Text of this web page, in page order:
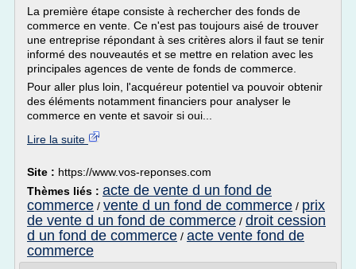
La première étape consiste à rechercher des fonds de
commerce en vente. Ce n'est pas toujours aisé de trouver
une entreprise répondant à ses critères alors il faut se tenir
informé des nouveautés et se mettre en relation avec les
principales agences de vente de fonds de commerce.
Pour aller plus loin, l'acquéreur potentiel va pouvoir obtenir
des éléments notamment financiers pour analyser le
commerce en vente et savoir si oui...
Lire la suite
Site : https://www.vos-reponses.com
Thèmes liés : acte de vente d un fond de
commerce / vente d un fond de commerce / prix
de vente d un fond de commerce / droit cession
d un fond de commerce / acte vente fond de
commerce